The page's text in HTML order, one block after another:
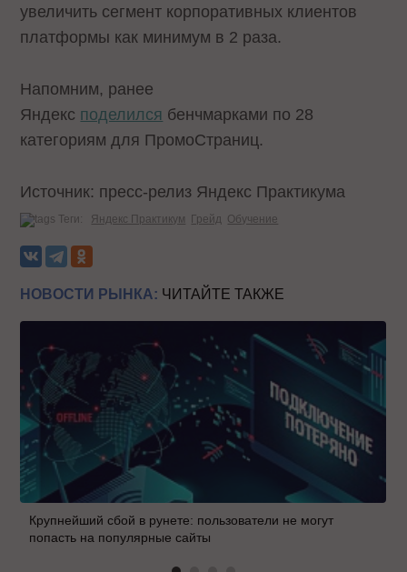
увеличить сегмент корпоративных клиентов
платформы как минимум в 2 раза.
Напомним, ранее
Яндекс поделился бенчмарками по 28
категориям для ПромоСтраниц.
Источник: пресс-релиз Яндекс Практикума
Теги: Яндекс Практикум Грейд Обучение
НОВОСТИ РЫНКА: ЧИТАЙТЕ ТАКЖЕ
Крупнейший сбой в рунете: пользователи не могут
попасть на популярные сайты